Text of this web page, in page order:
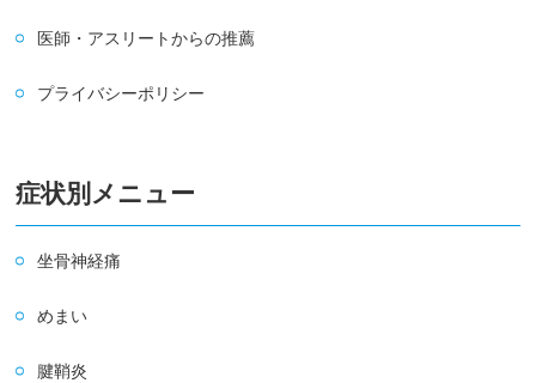
医師・アスリートからの推薦
プライバシーポリシー
症状別メニュー
坐骨神経痛
めまい
腱鞘炎